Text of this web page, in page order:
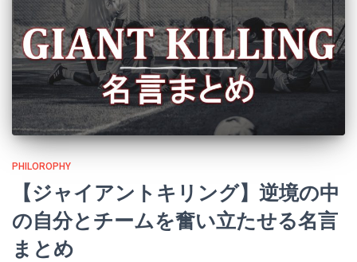
PHILOROPHY
【ジャイアントキリング】逆境の中
の自分とチームを奮い立たせる名言
まとめ